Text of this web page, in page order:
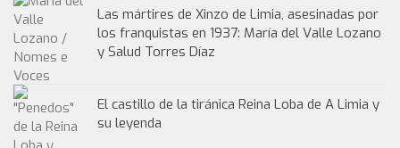
Las mártires de Xinzo de Limia, asesinadas por
los franquistas en 1937: María del Valle Lozano
y Salud Torres Díaz
El castillo de la tiránica Reina Loba de A Limia y
su leyenda